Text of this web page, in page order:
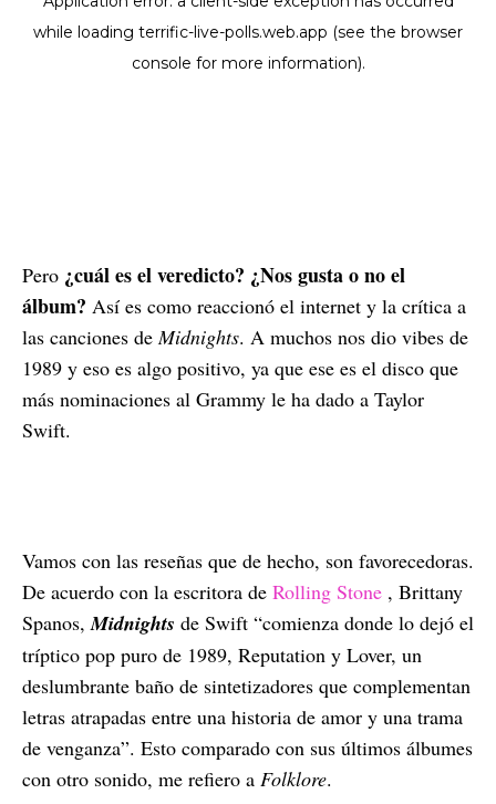
Pero ¿cuál es el veredicto? ¿Nos gusta o no el
álbum? Así es como reaccionó el internet y la crítica a
las canciones de Midnights. A muchos nos dio vibes de
1989 y eso es algo positivo, ya que ese es el disco que
más nominaciones al Grammy le ha dado a Taylor
Swift.
Vamos con las reseñas que de hecho, son favorecedoras.
De acuerdo con la escritora de Rolling Stone , Brittany
Spanos, Midnights de Swift “comienza donde lo dejó el
tríptico pop puro de 1989, Reputation y Lover, un
deslumbrante baño de sintetizadores que complementan
letras atrapadas entre una historia de amor y una trama
de venganza”. Esto comparado con sus últimos álbumes
con otro sonido, me refiero a Folklore.